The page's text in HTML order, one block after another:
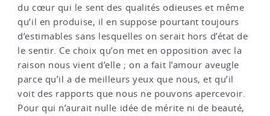
du cœur qui le sent des qualités odieuses et même
qu’il en produise, il en suppose pourtant toujours
d’estimables sans lesquelles on serait hors d’état de
le sentir. Ce choix qu’on met en opposition avec la
raison nous vient d’elle ; on a fait l’amour aveugle
parce qu’il a de meilleurs yeux que nous, et qu’il
voit des rapports que nous ne pouvons apercevoir.
Pour qui n’aurait nulle idée de mérite ni de beauté,